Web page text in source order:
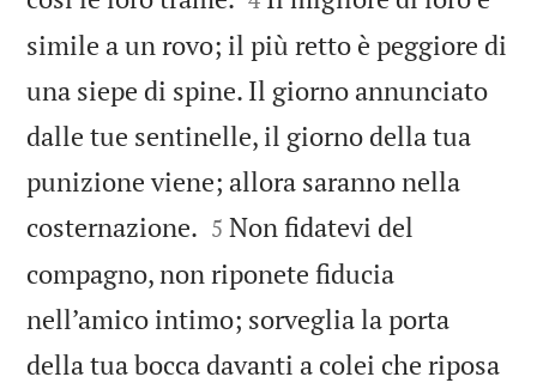
simile a un rovo; il più retto è peggiore di
una siepe di spine. Il giorno annunciato
dalle tue sentinelle, il giorno della tua
punizione viene; allora saranno nella
costernazione. 

5 Non fidatevi del
compagno, non riponete fiducia
nell’amico intimo; sorveglia la porta
della tua bocca davanti a colei che riposa